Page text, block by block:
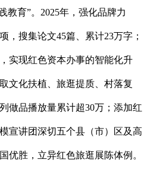
教育”。2025年，强化品牌力
，搜集论文45篇、累计23万字；
实现红色资本办事的智能化升
文化扶植、旅逛提质、村落复
做品播放量累计超30万；添加红
宣讲团深切五个县（市）区及高
优胜，立异红色旅逛展陈体例。